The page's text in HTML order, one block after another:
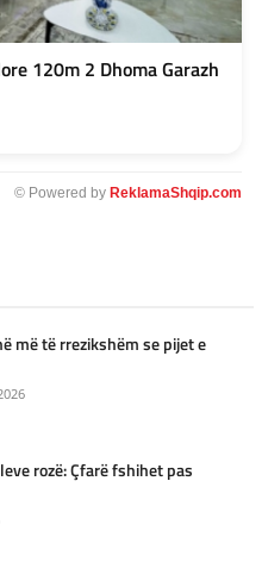
120m 2 Dhoma Garazh
© Powered by ReklamaShqip.com
më të rrezikshëm se pijet e
rozë: Çfarë fshihet pas